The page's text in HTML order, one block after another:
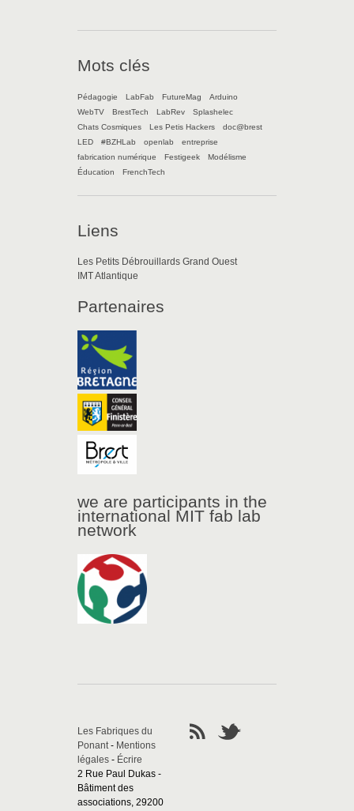
Mots clés
Pédagogie LabFab FutureMag
Arduino
WebTV
BrestTech LabRev
Splashelec
Chats Cosmiques
Les Petis Hackers
doc@brest
LED
#BZHLab openlab
entreprise
fabrication numérique
Festigeek
Modélisme
Éducation
FrenchTech
Liens
Les Petits Débrouillards Grand Ouest
IMT Atlantique
Partenaires
we are participants in the
international MIT fab lab
network
Les Fabriques du
Ponant- Mentions
légales - Écrire
2 Rue Paul Dukas -
Bâtiment des
associations, 29200